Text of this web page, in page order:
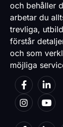
och behåller
arbetar du
trevliga,
förstår
och som
möjliga